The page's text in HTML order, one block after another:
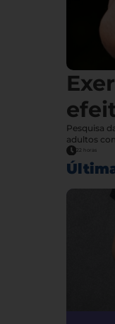
Pesquisa
adultos
22 horas